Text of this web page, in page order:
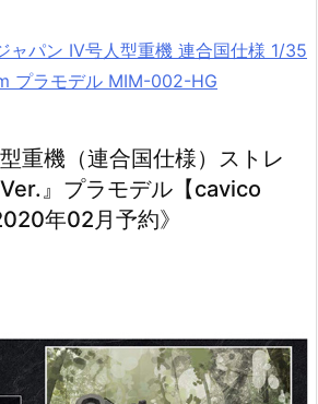
ャパン IV号人型重機 連合国仕様 1/35
プラモデル MIM-002-HG
重機（連合国仕様）ストレ
』プラモデル【cavico
年02月予約》